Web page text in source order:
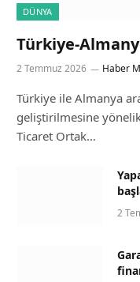
DÜNYA
Türkiye-
2 Temmuz 2026 Haber
Türkiye ile Almanya
geliştirilmesine
Ticaret Ortak…
2